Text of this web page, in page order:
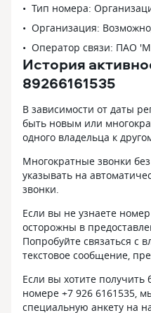
Тип номера:
Организация:
Оператор связи: ПАО
История
89266161535
В зависимости от даты
быть новым или
одного владельца к
Многократные звонки
указывать на
звонки.
Если вы не узнаете
осторожны в
Попробуйте связаться с
текстовое сообщение,
Если вы хотите
номере +7 926 6161535,
специальную анкету на